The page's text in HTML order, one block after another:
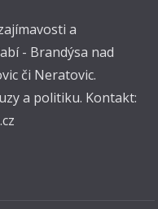
a
- Brandýsa nad
či Neratovic.
a politiku. Kontakt: